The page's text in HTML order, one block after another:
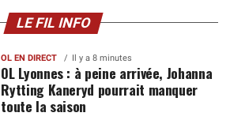
LE FIL INFO
OL EN DIRECT Il y a 8 minutes
OL Lyonnes : à peine arrivée, Johanna
Rytting Kaneryd pourrait manquer
toute la saison